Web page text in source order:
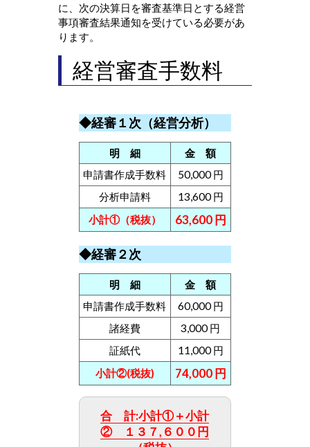
に、次の決算日を審査基準日とする経営
事項審査結果通知を受けている必要があ
ります。
経営審査手数料
◆経審１次（経営分析）
明 細
金 額
申請書作成手数料
50,000 円
分析申請料
13,600 円
小計①（税抜）
63,600 円
◆経審２次
明 細
金 額
申請書作成手数料
60,000 円
諸経費
3,000 円
証紙代
11,000 円
小計②(税抜)
74,000 円
合 計:小計①＋小計
② １３７,６００円